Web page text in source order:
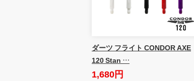
ダーツ フライト CONDOR AXE
120 Stan …
1,680円